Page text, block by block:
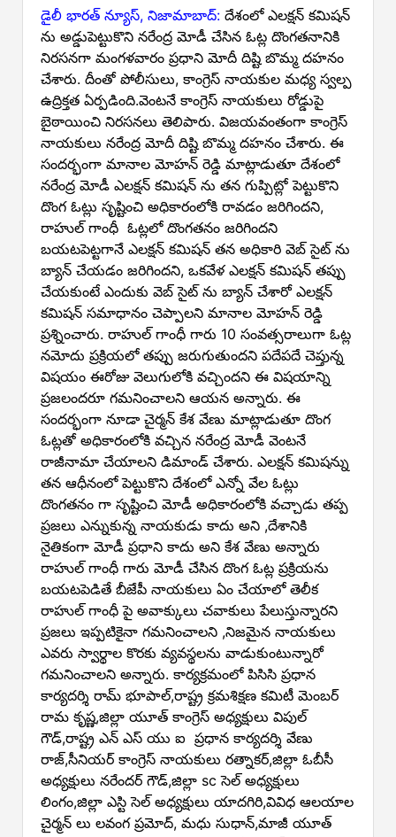
డైలీ భారత్ న్యూస్, నిజామాబాద్: దేశంలో ఎలక్షన్ కమిషన్
ను అడ్డుపెట్టుకొని నరేంద్ర మోడీ చేసిన ఓట్ల దొంగతనానికి
నిరసనగా మంగళవారం ప్రధాని మోదీ దిష్టి బొమ్మ దహనం
చేశారు. దీంతో పోలీసులు, కాంగ్రెస్ నాయకుల మధ్య స్వల్ప
ఉద్రిక్తత ఏర్పడింది.వెంటనే కాంగ్రెస్ నాయకులు రోడ్డుపై
బైఠాయించి నిరసనలు తెలిపారు. విజయవంతంగా కాంగ్రెస్
నాయకులు నరేంద్ర మోదీ దిష్టి బొమ్మ దహనం చేశారు. ఈ
సందర్భంగా మానాల మోహన్ రెడ్డి మాట్లాడుతూ దేశంలో
నరేంద్ర మోడీ ఎలక్షన్ కమిషన్ ను తన గుప్పిట్లో పెట్టుకొని
దొంగ ఓట్లు సృష్టించి అధికారంలోకి రావడం జరిగిందని,
రాహుల్ గాంధీ ఓట్లలో దొంగతనం జరిగిందని
బయటపెట్టగానే ఎలక్షన్ కమిషన్ తన అధికారి వెబ్ సైట్ ను
బ్యాన్ చేయడం జరిగిందని, ఒకవేళ ఎలక్షన్ కమిషన్ తప్పు
చేయకుంటే ఎందుకు వెబ్ సైట్ ను బ్యాన్ చేశారో ఎలక్షన్
కమిషన్ సమాధానం చెప్పాలని మానాల మోహన్ రెడ్డి
ప్రశ్నించారు. రాహుల్ గాంధీ గారు 10 సంవత్సరాలుగా ఓట్ల
నమోదు ప్రక్రియలో తప్పు జరుగుతుందని పదేపదే చెప్తున్న
విషయం ఈరోజు వెలుగులోకి వచ్చిందని ఈ విషయాన్ని
ప్రజలందరూ గమనించాలని ఆయన అన్నారు. ఈ
సందర్భంగా నూడా చైర్మన్ కేశ వేణు మాట్లాడుతూ దొంగ
ఓట్లతో అధికారంలోకి వచ్చిన నరేంద్ర మోడీ వెంటనే
రాజీనామా చేయాలని డిమాండ్ చేశారు. ఎలక్షన్ కమిషన్ను
తన ఆధీనంలో పెట్టుకొని దేశంలో ఎన్నో వేల ఓట్లు
దొంగతనం గా సృష్టించి మోడీ అధికారంలోకి వచ్చాడు తప్ప
ప్రజలు ఎన్నుకున్న నాయకుడు కాదు అని ,దేశానికి
నైతికంగా మోడీ ప్రధాని కాదు అని కేశ వేణు అన్నారు
రాహుల్ గాంధీ గారు మోడీ చేసిన దొంగ ఓట్ల ప్రక్రియను
బయటపెడితే బీజేపీ నాయకులు ఏం చేయాలో తెలీక
రాహుల్ గాంధీ పై అవాక్కులు చవాకులు పేలుస్తున్నారని
ప్రజలు ఇప్పటికైనా గమనించాలని ,నిజమైన నాయకులు
ఎవరు స్వార్థాల కొరకు వ్యవస్థలను వాడుకుంటున్నారో
గమనించాలని అన్నారు. కార్యక్రమంలో పిసిసి ప్రధాన
కార్యదర్శి రామ్ భూపాల్,రాష్ట్ర క్రమశిక్షణ కమిటీ మెంబర్
రామ కృష్ణ,జిల్లా యూత్ కాంగ్రెస్ అధ్యక్షులు విపుల్
గౌడ్,రాష్ట్ర ఎన్ ఎస్ యు ఐ ప్రధాన కార్యదర్శి వేణు
రాజ్,సీనియర్ కాంగ్రెస్ నాయకులు రత్నాకర్,జిల్లా ఓబీసీ
అధ్యక్షులు నరేందర్ గౌడ్,జిల్లా sc సెల్ అధ్యక్షులు
లింగం,జిల్లా ఎస్టి సెల్ అధ్యక్షులు యాదగిరి,వివిధ ఆలయాల
చైర్మన్ లు లవంగ ప్రమోద్, మధు సుధాన్,మాజీ యూత్